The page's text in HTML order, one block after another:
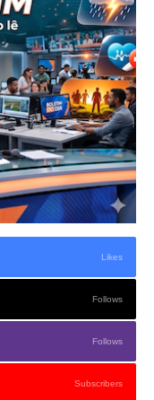
Likes
Follows
Follows
Subscribers